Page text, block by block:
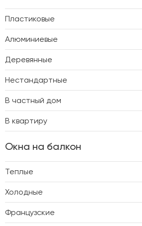
Пластиковые
Алюминиевые
Деревянные
Нестандартные
В частный дом
В квартиру
Окна на балкон
Теплые
Холодные
Французские